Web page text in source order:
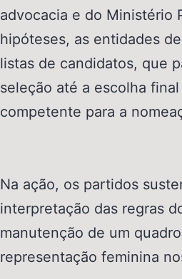
advocacia e do Ministério
hipóteses, as entidades
listas de candidatos, que
seleção até a escolha
competente para a
Na ação, os partidos
interpretação das regras
manutenção de um
representação feminina